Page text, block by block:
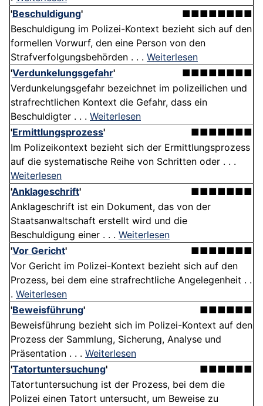
'Beschuldigung'
■■■■■■■■
Beschuldigung im Polizei-Kontext bezieht sich auf den
formellen Vorwurf, den eine Person von den
Strafverfolgungsbehörden . . . Weiterlesen
'Verdunkelungsgefahr'
■■■■■■■■
Verdunkelungsgefahr bezeichnet im polizeilichen und
strafrechtlichen Kontext die Gefahr, dass ein
Beschuldigter . . . Weiterlesen
'Ermittlungsprozess'
■■■■■■■
Im Polizeikontext bezieht sich der Ermittlungsprozess
auf die systematische Reihe von Schritten oder . . .
Weiterlesen
'Anklageschrift'
■■■■■■■
Anklageschrift ist ein Dokument, das von der
Staatsanwaltschaft erstellt wird und die
Beschuldigung einer . . . Weiterlesen
'Vor Gericht'
■■■■■■■
Vor Gericht im Polizei-Kontext bezieht sich auf den
Prozess, bei dem eine strafrechtliche Angelegenheit . .
. Weiterlesen
'Beweisführung'
■■■■■■
Beweisführung bezieht sich im Polizei-Kontext auf den
Prozess der Sammlung, Sicherung, Analyse und
Präsentation . . . Weiterlesen
'Tatortuntersuchung'
■■■■■■
Tatortuntersuchung ist der Prozess, bei dem die
Polizei einen Tatort untersucht, um Beweise zu